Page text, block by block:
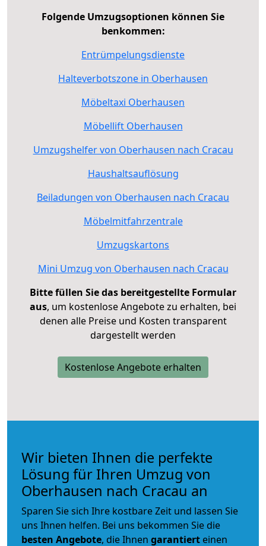
Folgende Umzugsoptionen können Sie
benkommen:
Entrümpelungsdienste
Halteverbotszone in Oberhausen
Möbeltaxi Oberhausen
Möbellift Oberhausen
Umzugshelfer von Oberhausen nach Cracau
Haushaltsauflösung
Beiladungen von Oberhausen nach Cracau
Möbelmitfahrzentrale
Umzugskartons
Mini Umzug von Oberhausen nach Cracau
Bitte füllen Sie das bereitgestellte Formular
aus, um kostenlose Angebote zu erhalten, bei
denen alle Preise und Kosten transparent
dargestellt werden
Kostenlose Angebote erhalten
Wir bieten Ihnen die perfekte
Lösung für Ihren Umzug von
Oberhausen nach Cracau an
Sparen Sie sich Ihre kostbare Zeit und lassen Sie
uns Ihnen helfen. Bei uns bekommen Sie die
besten Angebote, die Ihnen garantiert einen